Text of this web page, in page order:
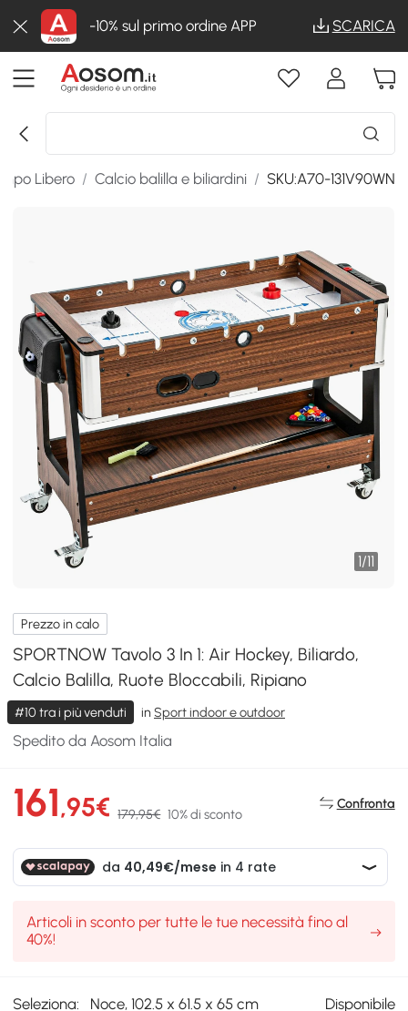
-10% sul primo ordine APP SCARICA
Libero / Calcio balilla e biliardini / SKU:A70-131V90WN
1/11
Prezzo in calo
SPORTNOW Tavolo 3 In 1: Air Hockey, Biliardo,
Calcio Balilla, Ruote Bloccabili, Ripiano
#10 tra i più venduti inSport indoor e outdoor
Spedito da Aosom Italia
161,95€ 179,95€ 10% di sconto
Confronta
Articoli in sconto per tutte le tue necessità fino al
40%!
Seleziona: Noce, 102.5 x 61.5 x 65 cm Disponibile